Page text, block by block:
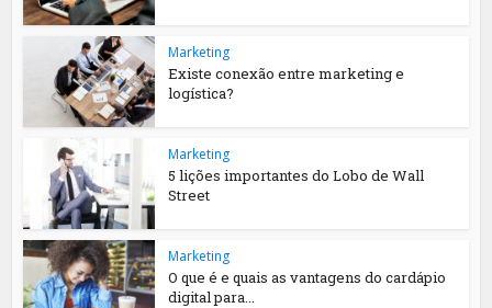
Marketing
Existe conexão entre marketing e
logística?
Marketing
5 lições importantes do Lobo de Wall
Street
Marketing
O que é e quais as vantagens do cardápio
digital para...